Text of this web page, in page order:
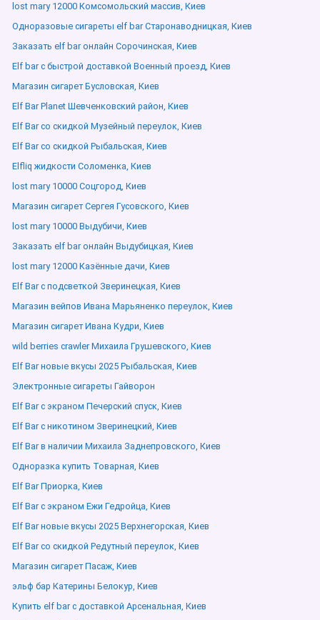
lost mary 12000 Комсомольский массив, Киев
Одноразовые сигареты elf bar Старонаводницкая, Киев
Заказать elf bar онлайн Сорочинская, Киев
Elf bar с быстрой доставкой Военный проезд, Киев
Магазин сигарет Бусловская, Киев
Elf Bar Planet Шевченковский район, Киев
Elf Bar со скидкой Музейный переулок, Киев
Elf Bar со скидкой Рыбальская, Киев
Elfliq жидкости Соломенка, Киев
lost mary 10000 Соцгород, Киев
Магазин сигарет Сергея Гусовского, Киев
lost mary 10000 Выдубичи, Киев
Заказать elf bar онлайн Выдубицкая, Киев
lost mary 12000 Казённые дачи, Киев
Elf Bar с подсветкой Зверинецкая, Киев
Магазин вейпов Ивана Марьяненко переулок, Киев
Магазин сигарет Ивана Кудри, Киев
wild berries crawler Михаила Грушевского, Киев
Elf Bar новые вкусы 2025 Рыбальская, Киев
Электронные сигареты Гайворон
Elf Bar с экраном Печерский спуск, Киев
Elf Bar с никотином Зверинецкий, Киев
Elf Bar в наличии Михаила Заднепровского, Киев
Одноразка купить Товарная, Киев
Elf Bar Приорка, Киев
Elf Bar с экраном Ежи Гедройца, Киев
Elf Bar новые вкусы 2025 Верхнегорская, Киев
Elf Bar со скидкой Редутный переулок, Киев
Магазин сигарет Пасаж, Киев
эльф бар Катерины Белокур, Киев
Купить elf bar с доставкой Арсенальная, Киев